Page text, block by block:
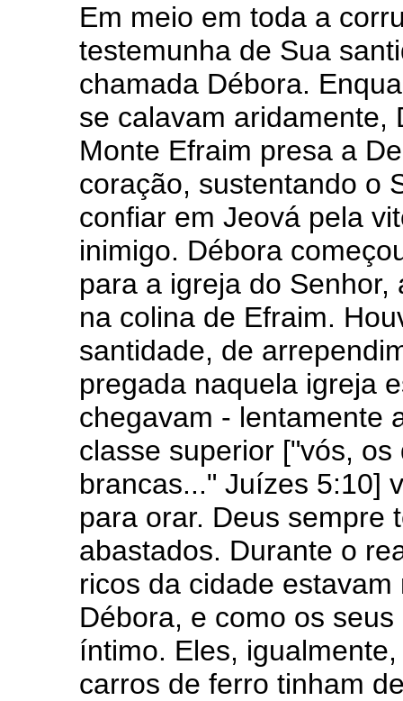
Em meio em toda a
testemunha de Sua
chamada Débora.
se calavam aridamente,
Monte Efraim presa a
coração, sustentando o
confiar em Jeová pela
inimigo. Débora
para a igreja do
na colina de Efraim.
santidade, de
pregada naquela igreja
chegavam - lentamente
classe superior ["vós,
brancas..." Juízes 5:10]
para orar. Deus sempre
abastados. Durante o
ricos da cidade
Débora, e como os
íntimo. Eles,
carros de ferro tinham